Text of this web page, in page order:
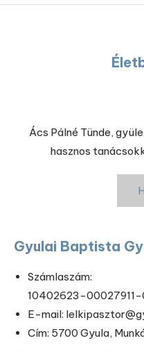
Ács Pálné Tünde,
hasznos
Gyulai Baptista
Számlaszám:
10402623-
E-mail:
Cím: 5700 Gyula,